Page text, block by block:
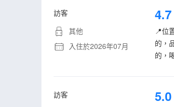
訪客
其他
入住於2026年07月
4.7
📍位
的，
的，
訪客
5.0